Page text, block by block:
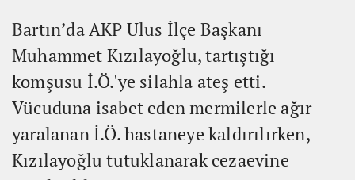
Bartın’da AKP Ulus İlçe Başkanı
Muhammet Kızılayoğlu, tartıştığı
komşusu İ.Ö.'ye silahla ateş etti.
Vücuduna isabet eden mermilerle ağır
yaralanan İ.Ö. hastaneye kaldırılırken,
Kızılayoğlu tutuklanarak cezaevine